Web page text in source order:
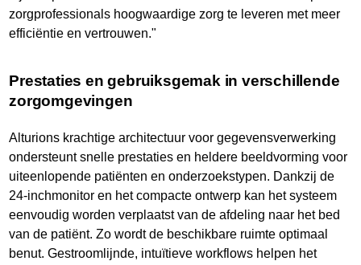
zorgprofessionals hoogwaardige zorg te leveren met meer
efficiëntie en vertrouwen."
Prestaties en gebruiksgemak in verschillende
zorgomgevingen
Alturions krachtige architectuur voor gegevensverwerking
ondersteunt snelle prestaties en heldere beeldvorming voor
uiteenlopende patiënten en onderzoekstypen. Dankzij de
24-inchmonitor en het compacte ontwerp kan het systeem
eenvoudig worden verplaatst van de afdeling naar het bed
van de patiënt. Zo wordt de beschikbare ruimte optimaal
benut. Gestroomlijnde, intuïtieve workflows helpen het